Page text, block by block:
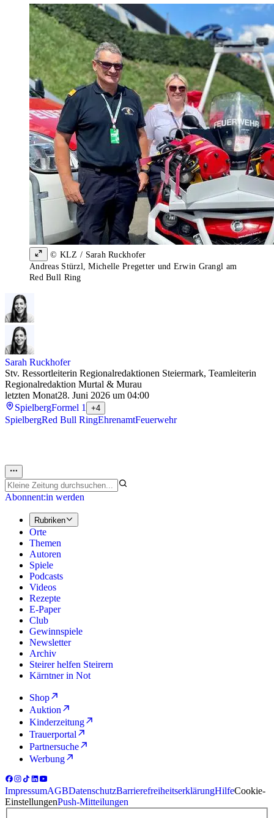
© KLZ / Sarah Ruckhofer
Andreas Stürzl, Michelle Pregetter und Erwin Grangl am
Red Bull Ring
Sarah Ruckhofer
Stv. Ressortleiterin Regionalredaktionen Steiermark, Teamleiterin
Regionalredaktion Murtal & Murau
letzten Monat28. Juni 2026 um 04:00
SpielbergFormel 1 +4
SpielbergRed Bull RingEhrenamtFeuerwehr
Abonnent:in werden
Rubriken
Orte
Themen
Autoren
Spiele
Podcasts
Videos
Rezepte
E-Paper
Club
Gewinnspiele
Newsletter
Archiv
Steirer helfen Steirern
Kärntner in Not
Shop
Auktion
Kinderzeitung
Trauerportal
Partnersuche
Werbung
ImpressumAGBDatenschutzBarrierefreiheitserklärungHilfeCookie-
EinstellungenPush-Mitteilungen